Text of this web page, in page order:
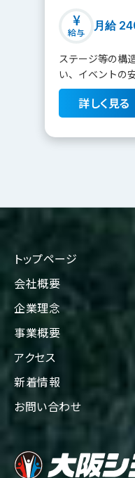
給与 月給
ステージ等の構
い、イベントの
詳しく見る
トップページ
会社概要
企業理念
事業概要
アクセス
新着情報
お問い合わせ